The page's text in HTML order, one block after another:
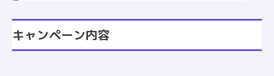
キャンペーン内容